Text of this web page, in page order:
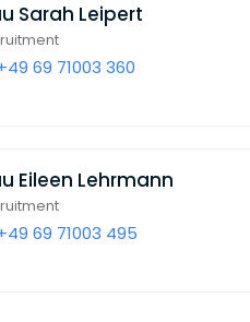
Sarah Leipert
69 71003 360
Eileen Lehrmann
69 71003 495